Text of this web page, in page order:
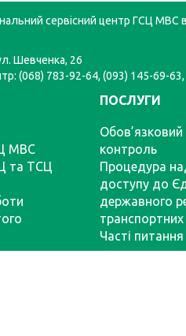
сервісний центр ГСЦ МВС в
Шевченка, 26
(068) 783-92-64, (093) 145-69-
МВС
та ТСЦ
ПОСЛУГИ
Обов’язковий
контроль
Процедура
доступу до
державного
транспортних
Часті питання